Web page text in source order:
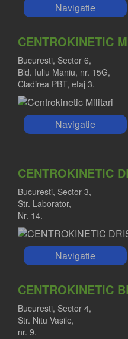
Navigatie
CENTROKINETIC
Bucuresti, Sector 6,
Bld. Iuliu Maniu, nr. 15G,
Cladirea PBT, etaj 3.
Navigatie
CENTROKINETIC
Bucuresti, Sector 3,
Str. Laborator,
Nr. 14.
Navigatie
CENTROKINETIC
Bucuresti, Sector 4,
Str. Nitu Vasile,
nr. 9.